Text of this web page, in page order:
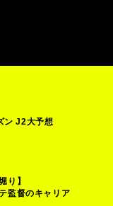
ン J2大予想
り】
監督のキャリア